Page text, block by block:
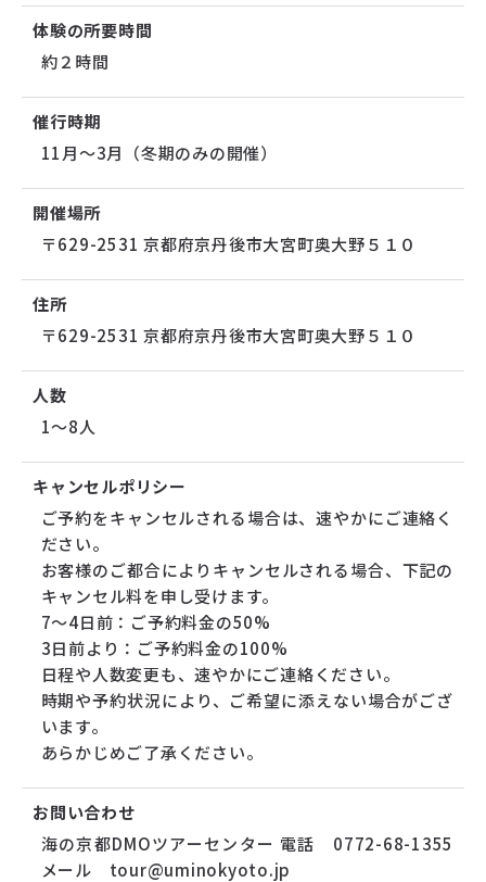
体験の所要時間
約２時間
催行時期
11月～3月（冬期のみの開催）
開催場所
〒629-2531 京都府京丹後市大宮町奥大野５１０
住所
〒629-2531 京都府京丹後市大宮町奥大野５１０
人数
1～8人
キャンセルポリシー
ご予約をキャンセルされる場合は、速やかにご連絡く
ださい。
お客様のご都合によりキャンセルされる場合、下記の
キャンセル料を申し受けます。
7～4日前：ご予約料金の50%
3日前より：ご予約料金の100%
日程や人数変更も、速やかにご連絡ください。
時期や予約状況により、ご希望に添えない場合がござ
います。
あらかじめご了承ください。
お問い合わせ
海の京都DMOツアーセンター 電話 0772-68-1355
メール tour@uminokyoto.jp